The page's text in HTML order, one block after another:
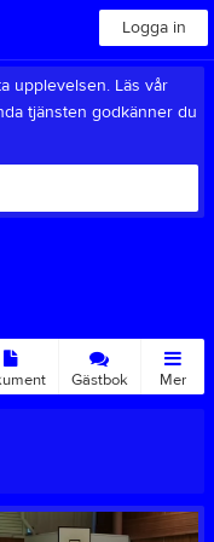
Logga in
upplevelsen. Läs vår
tjänsten godkänner du
Gästbok Mer